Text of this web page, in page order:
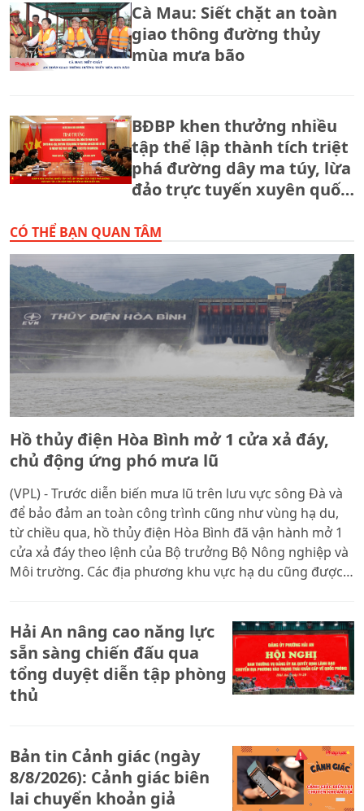
Cà Mau: Siết chặt an toàn
giao thông đường thủy
mùa mưa bão
BĐBP khen thưởng nhiều
tập thể lập thành tích triệt
phá đường dây ma túy, lừa
đảo trực tuyến xuyên quốc
CÓ THỂ BẠN QUAN TÂM
Hồ thủy điện Hòa Bình mở 1 cửa xả đáy,
chủ động ứng phó mưa lũ
(VPL) - Trước diễn biến mưa lũ trên lưu vực sông Đà và
để bảo đảm an toàn công trình cũng như vùng hạ du,
từ chiều qua, hồ thủy điện Hòa Bình đã vận hành mở 1
cửa xả đáy theo lệnh của Bộ trưởng Bộ Nông nghiệp và
Môi trường. Các địa phương khu vực hạ du cũng được
Hải An nâng cao năng lực
sẵn sàng chiến đấu qua
tổng duyệt diễn tập phòng
thủ
Bản tin Cảnh giác (ngày
8/8/2026): Cảnh giác biên
lai chuyển khoản giả